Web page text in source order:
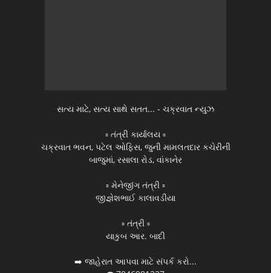
સત્ય માટે, સત્ય સાથે સતત... - ચક્રવાત ન્યુઝ
▫️ તંત્રી કાર્યાલય ▫️
ચક્રવાત ભવન, પટેલ ઓફિસ, જુની મામલતદાર કચેરીની
બાજુમાં, રસાલા રોડ, વાંકાનેર
▫️ મેનેજીંગ તંત્રી ▫️
જીજ્ઞેશભાઈ કાલાવડીયા
▫️ તંત્રી ▫️
યાકુબ આર. બાદી
➡️ જાહેરાત આપવા માટે સંપર્ક કરો...